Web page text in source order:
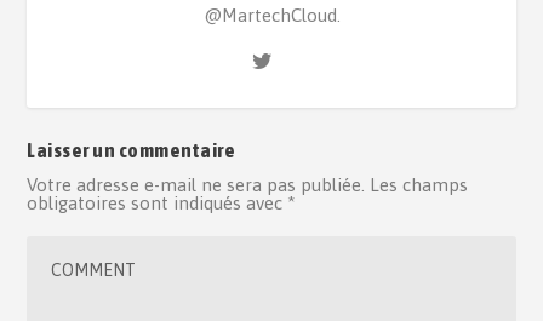
@MartechCloud.
Laisser un commentaire
Votre adresse e-mail ne sera pas publiée. Les champs
obligatoires sont indiqués avec *